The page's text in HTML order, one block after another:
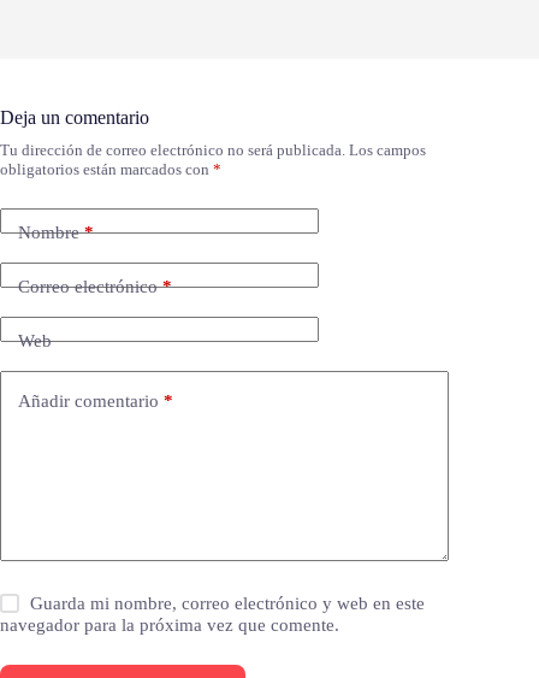
Deja un comentario
Tu dirección de correo electrónico no será publicada. Los campos
obligatorios están marcados con *
Nombre*
Correo electrónico*
Web
Añadir comentario *
Guarda mi nombre, correo electrónico y web en este
navegador para la próxima vez que comente.